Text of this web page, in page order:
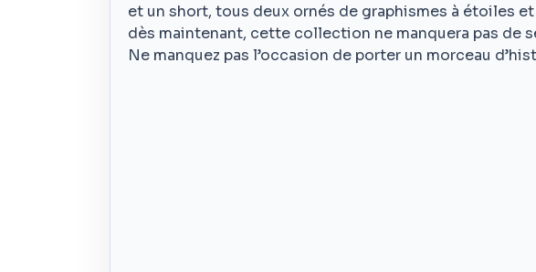
et un short, tous deux ornés de graphismes à étoiles
dès maintenant, cette collection ne manquera pas de
Ne manquez pas l’occasion de porter un morceau